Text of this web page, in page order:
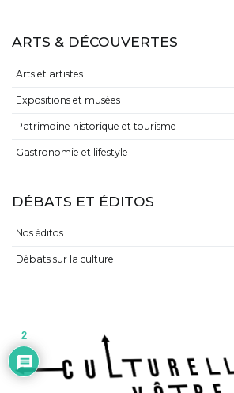
ARTS & DÉCOUVERTES
Arts et artistes
Expositions et musées
Patrimoine historique et tourisme
Gastronomie et lifestyle
DÉBATS ET ÉDITOS
Nos éditos
Débats sur la culture
2